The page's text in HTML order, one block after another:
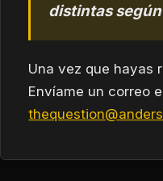
distintas
Una vez que hayas
Envíame un correo